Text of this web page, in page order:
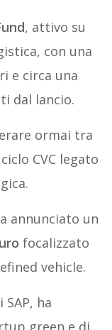
, attivo su
con una
e circa una
dal lancio.
ormai tra
CVC legato
annunciato un
focalizzato
vehicle.
SAP, ha